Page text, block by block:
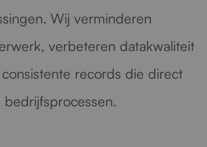
Wij verminderen
verbeteren datakwaliteit
records die direct